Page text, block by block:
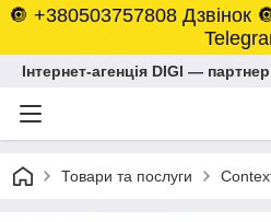
🔘 +380503757808 Дзвінок
Інтернет-агенція DIGI —
Товари та послуги